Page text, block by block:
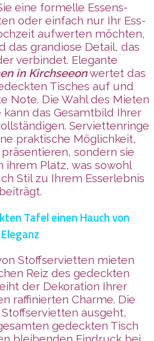
eine formelle Essens-
oder einfach nur Ihr Ess-
aufwerten möchten,
das grandiose Detail, das
verbindet. Elegante
in Kirchseeonwertet das
Tisches auf und
Note. Die Wahl des Mieten
das Gesamtbild Ihrer
Serviettenringe
praktische Möglichkeit,
sondern sie
ihrem Platz, was sowohl
Stil zu Ihrem Esserlebnis
beiträgt.
Tafel einen Hauch von
Eleganz
Stoffservietten mieten
Reiz des gedeckten
der Dekoration Ihrer
raffinierten Charme. Die
ausgeht,
gedeckten Tisch